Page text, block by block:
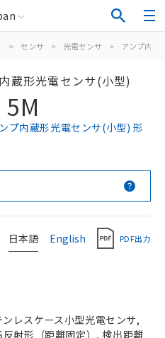
> センサ > 光電センサ > アンプ内蔵
蔵形光電センサ(小型)
プ内蔵形光電センサ(小型) 形
日本語 English PDF出力
ンレスケース小型光電センサ,
反射形（距離固定）, 検出距離